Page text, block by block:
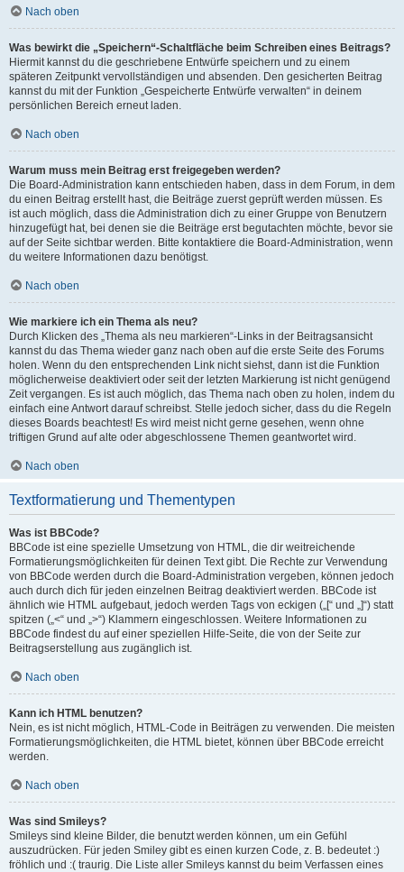
Nach oben
Was bewirkt die „Speichern“-Schaltfläche beim Schreiben eines Beitrags?
Hiermit kannst du die geschriebene Entwürfe speichern und zu einem
späteren Zeitpunkt vervollständigen und absenden. Den gesicherten Beitrag
kannst du mit der Funktion „Gespeicherte Entwürfe verwalten“ in deinem
persönlichen Bereich erneut laden.
Nach oben
Warum muss mein Beitrag erst freigegeben werden?
Die Board-Administration kann entschieden haben, dass in dem Forum, in dem
du einen Beitrag erstellt hast, die Beiträge zuerst geprüft werden müssen. Es
ist auch möglich, dass die Administration dich zu einer Gruppe von Benutzern
hinzugefügt hat, bei denen sie die Beiträge erst begutachten möchte, bevor sie
auf der Seite sichtbar werden. Bitte kontaktiere die Board-Administration, wenn
du weitere Informationen dazu benötigst.
Nach oben
Wie markiere ich ein Thema als neu?
Durch Klicken des „Thema als neu markieren“-Links in der Beitragsansicht
kannst du das Thema wieder ganz nach oben auf die erste Seite des Forums
holen. Wenn du den entsprechenden Link nicht siehst, dann ist die Funktion
möglicherweise deaktiviert oder seit der letzten Markierung ist nicht genügend
Zeit vergangen. Es ist auch möglich, das Thema nach oben zu holen, indem du
einfach eine Antwort darauf schreibst. Stelle jedoch sicher, dass du die Regeln
dieses Boards beachtest! Es wird meist nicht gerne gesehen, wenn ohne
triftigen Grund auf alte oder abgeschlossene Themen geantwortet wird.
Nach oben
Textformatierung und Thementypen
Was ist BBCode?
BBCode ist eine spezielle Umsetzung von HTML, die dir weitreichende
Formatierungsmöglichkeiten für deinen Text gibt. Die Rechte zur Verwendung
von BBCode werden durch die Board-Administration vergeben, können jedoch
auch durch dich für jeden einzelnen Beitrag deaktiviert werden. BBCode ist
ähnlich wie HTML aufgebaut, jedoch werden Tags von eckigen („[“ und „]“) statt
spitzen („<“ und „>“) Klammern eingeschlossen. Weitere Informationen zu
BBCode findest du auf einer speziellen Hilfe-Seite, die von der Seite zur
Beitragserstellung aus zugänglich ist.
Nach oben
Kann ich HTML benutzen?
Nein, es ist nicht möglich, HTML-Code in Beiträgen zu verwenden. Die meisten
Formatierungsmöglichkeiten, die HTML bietet, können über BBCode erreicht
werden.
Nach oben
Was sind Smileys?
Smileys sind kleine Bilder, die benutzt werden können, um ein Gefühl
auszudrücken. Für jeden Smiley gibt es einen kurzen Code, z. B. bedeutet :)
fröhlich und :( traurig. Die Liste aller Smileys kannst du beim Verfassen eines